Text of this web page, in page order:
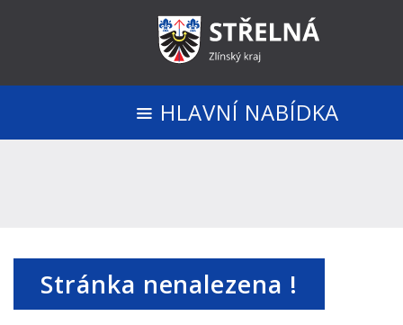
HLAVNÍ NABÍDKA
Stránka nenalezena !